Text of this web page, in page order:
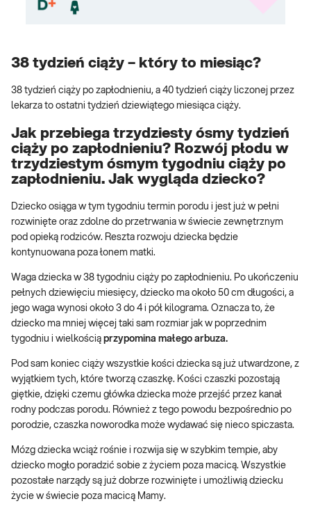
38 tydzień ciąży – który to miesiąc?
38 tydzień ciąży po zapłodnieniu, a 40 tydzień ciąży liczonej przez
lekarza to ostatni tydzień dziewiątego miesiąca ciąży.
Jak przebiega trzydziesty ósmy tydzień
ciąży po zapłodnieniu? Rozwój płodu w
trzydziestym ósmym tygodniu ciąży po
zapłodnieniu. Jak wygląda dziecko?
Dziecko osiąga w tym tygodniu termin porodu i jest już w pełni
rozwinięte oraz zdolne do przetrwania w świecie zewnętrznym
pod opieką rodziców. Reszta rozwoju dziecka będzie
kontynuowana poza łonem matki.
Waga dziecka w 38 tygodniu ciąży po zapłodnieniu. Po ukończeniu
pełnych dziewięciu miesięcy, dziecko ma około 50 cm długości, a
jego waga wynosi około 3 do 4 i pół kilograma. Oznacza to, że
dziecko ma mniej więcej taki sam rozmiar jak w poprzednim
tygodniu i wielkością przypomina małego arbuza.
Pod sam koniec ciąży wszystkie kości dziecka są już utwardzone, z
wyjątkiem tych, które tworzą czaszkę. Kości czaszki pozostają
giętkie, dzięki czemu główka dziecka może przejść przez kanał
rodny podczas porodu. Również z tego powodu bezpośrednio po
porodzie, czaszka noworodka może wydawać się nieco spiczasta.
Mózg dziecka wciąż rośnie i rozwija się w szybkim tempie, aby
dziecko mogło poradzić sobie z życiem poza macicą. Wszystkie
pozostałe narządy są już dobrze rozwinięte i umożliwią dziecku
życie w świecie poza macicą Mamy.